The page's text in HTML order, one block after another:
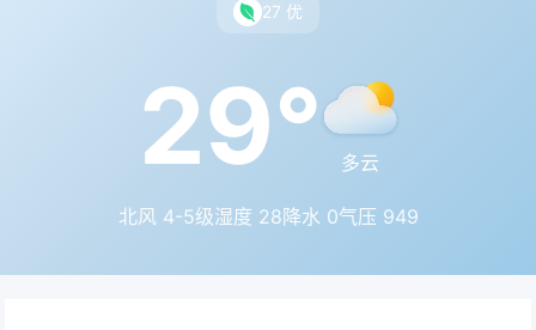
27 优
29° 多云
北风 4-5级湿度 28降水 0气压 949